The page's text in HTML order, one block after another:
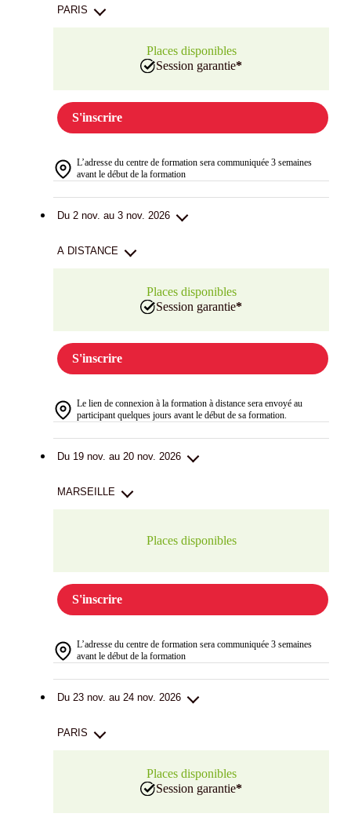
PARIS
Places disponibles
Session garantie*
S'inscrire
L’adresse du centre de formation sera communiquée 3 semaines
avant le début de la formation
Du 2 nov. au 3 nov. 2026
A DISTANCE
Places disponibles
Session garantie*
S'inscrire
Le lien de connexion à la formation à distance sera envoyé au
participant quelques jours avant le début de sa formation.
Du 19 nov. au 20 nov. 2026
MARSEILLE
Places disponibles
S'inscrire
L’adresse du centre de formation sera communiquée 3 semaines
avant le début de la formation
Du 23 nov. au 24 nov. 2026
PARIS
Places disponibles
Session garantie*